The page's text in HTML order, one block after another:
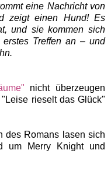
eine Nachricht von
zeigt einen Hund! Es
und sie kommen sich
Treffen an – und
nicht überzeugen
rieselt das Glück"
des Romans lasen sich
um Merry Knight und